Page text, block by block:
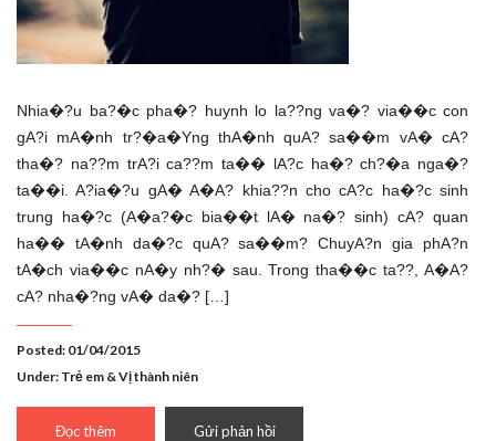
Nhia�?u ba?�c pha�? huynh lo la??ng va�? via��c con
gA?i mA�nh tr?�a�Yng thA�nh quA? sa��m vA� cA?
tha�? na??m trA?i ca??m ta�� lA?c ha�? ch?�a nga�?
ta��i. A?ia�?u gA� A�A? khia??n cho cA?c ha�?c sinh
trung ha�?c (A�a?�c bia��t lA� na�? sinh) cA? quan
ha�� tA�nh da�?c quA? sa��m? ChuyA?n gia phA?n
tA�ch via��c nA�y nh?� sau. Trong tha��c ta??, A�A?
cA? nha�?ng vA� da�? […]
Posted: 01/04/2015
Under: Trẻ em & Vị thành niên
Đọc thêm Gửi phản hồi